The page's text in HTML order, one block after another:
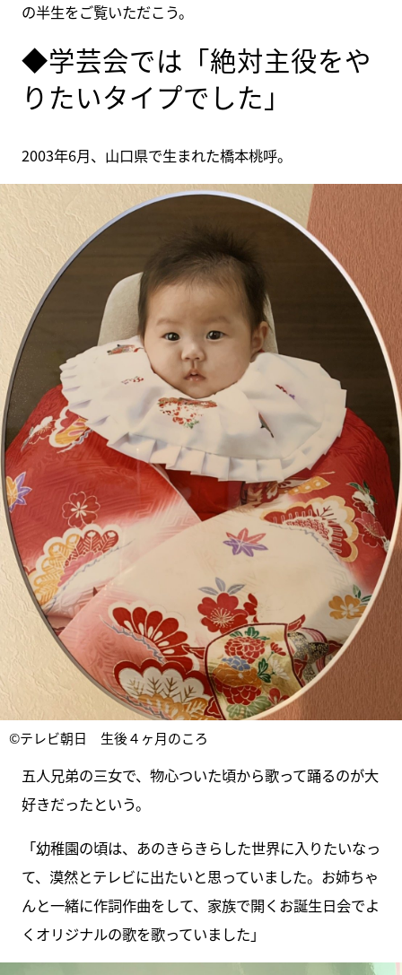
の半生をご覧いただこう。
◆学芸会では「絶対主役をや
りたいタイプでした」
2003年6月、山口県で生まれた橋本桃呼。
©テレビ朝日 生後４ヶ月のころ
五人兄弟の三女で、物心ついた頃から歌って踊るのが大
好きだったという。
「幼稚園の頃は、あのきらきらした世界に入りたいなっ
て、漠然とテレビに出たいと思っていました。お姉ちゃ
んと一緒に作詞作曲をして、家族で開くお誕生日会でよ
くオリジナルの歌を歌っていました」